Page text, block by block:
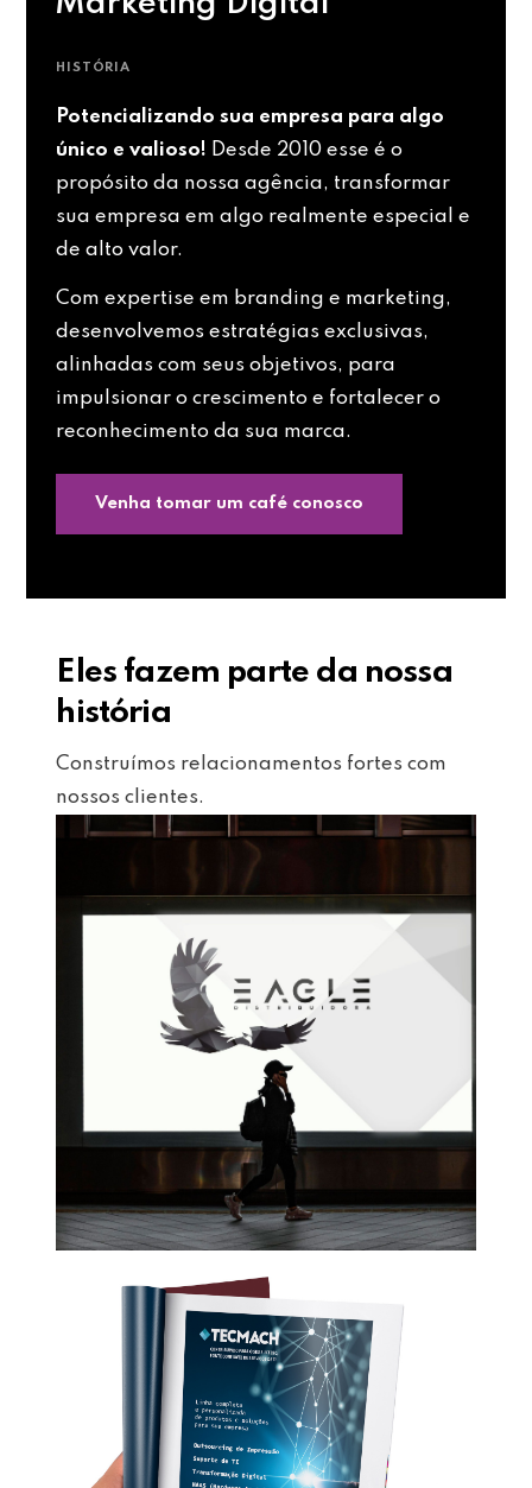
HISTÓRIA
Potencializando sua empresa para algo
único e valioso! Desde 2010 esse é o
propósito da nossa agência, transformar
sua empresa em algo realmente especial e
de alto valor.
Com expertise em branding e marketing,
desenvolvemos estratégias exclusivas,
alinhadas com seus objetivos, para
impulsionar o crescimento e fortalecer o
reconhecimento da sua marca.
Venha tomar um café conosco
Eles fazem parte da nossa
história
Construímos relacionamentos fortes com
nossos clientes.